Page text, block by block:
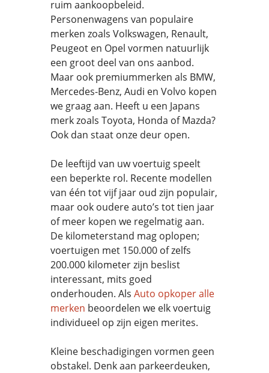
ruim aankoopbeleid.
Personenwagens van populaire
merken zoals Volkswagen, Renault,
Peugeot en Opel vormen natuurlijk
een groot deel van ons aanbod.
Maar ook premiummerken als BMW,
Mercedes-Benz, Audi en Volvo kopen
we graag aan. Heeft u een Japans
merk zoals Toyota, Honda of Mazda?
Ook dan staat onze deur open.
De leeftijd van uw voertuig speelt
een beperkte rol. Recente modellen
van één tot vijf jaar oud zijn populair,
maar ook oudere auto’s tot tien jaar
of meer kopen we regelmatig aan.
De kilometerstand mag oplopen;
voertuigen met 150.000 of zelfs
200.000 kilometer zijn beslist
interessant, mits goed
onderhouden. Als Auto opkoper alle
merken beoordelen we elk voertuig
individueel op zijn eigen merites.
Kleine beschadigingen vormen geen
obstakel. Denk aan parkeerdeuken,